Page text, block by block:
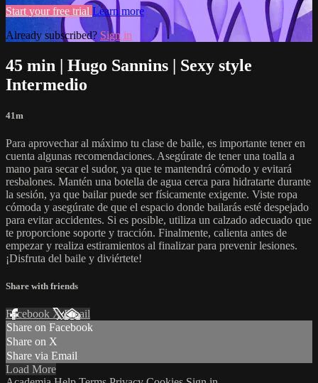
Start your free trial Learn more
Already subscribed? Sign in
45 min | Hugo Sannins | Sexy style
Intermedio
41m
Para aprovechar al máximo tu clase de baile, es importante tener en
cuenta algunas recomendaciones. Asegúrate de tener una toalla a
mano para secar el sudor, ya que te mantendrá cómodo y evitará
resbalones. Mantén una botella de agua cerca para hidratarte durante
la sesión, ya que bailar puede ser físicamente exigente. Viste ropa
cómoda y asegúrate de que el espacio donde bailarás esté despejado
para evitar accidentes. Si es posible, utiliza un calzado adecuado que
te proporcione soporte y tracción. Finalmente, calienta antes de
empezar y realiza estiramientos al finalizar para prevenir lesiones.
¡Disfruta del baile y diviértete!
Share with friends
Facebook XEmail
Share on Facebook
Share on X
Share via Email
Load More